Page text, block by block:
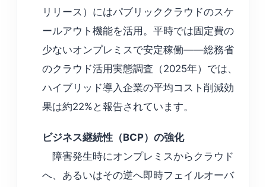
リリース）にはパブリッククラウドのスケ
ールアウト機能を活用。平時では固定費の
少ないオンプレミスで安定稼働——総務省
のクラウド活用実態調査（2025年）では、
ハイブリッド導入企業の平均コスト削減効
果は約22%と報告されています。
ビジネス継続性（BCP）の強化
障害発生時にオンプレミスからクラウド
へ、あるいはその逆へ即時フェイルオーバ